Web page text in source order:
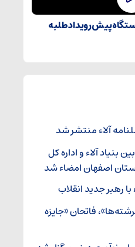
پیش رویداد طلبه
آلاء منتشر شد
بنیاد آلاء و اداره کل
اصفهان امضاء شد
با رهبر جدید انقلاب
فاتحان «جایزه